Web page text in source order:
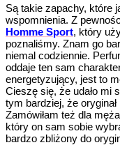
Są takie zapachy, które
wspomnienia. Z
Homme Sport, który
poznaliśmy. Znam go
niemal codziennie.
oddaje ten sam
energetyzujący, jest to
Cieszę się, że udało mi
tym bardziej, że
Zamówiłam też dla męża
który on sam sobie
bardzo zbliżony do